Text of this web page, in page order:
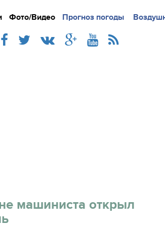
Фото/Видео Прогноз погоды
Подробно Новости
машиниста открыл